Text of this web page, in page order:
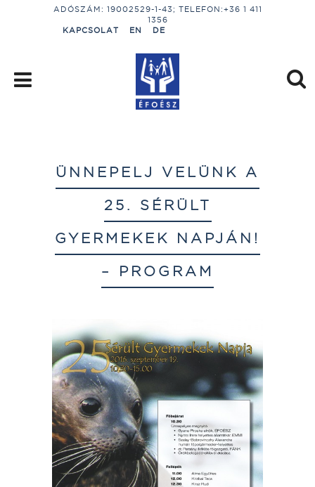
ADÓSZÁM: 19002529-1-43; TELEFON:+36 1 411
1356
KAPCSOLAT
EN DE
ÜNNEPELJ VELÜNK A
25. SÉRÜLT
GYERMEKEK NAPJÁN!
– PROGRAM